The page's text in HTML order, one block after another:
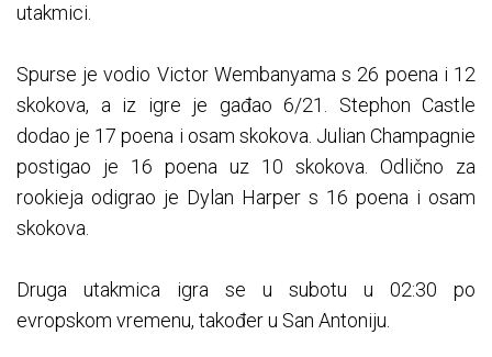
utakmici.
Spurse je vodio Victor Wembanyama s 26 poena i 12
skokova, a iz igre je gađao 6/21. Stephon Castle
dodao je 17 poena i osam skokova. Julian Champagnie
postigao je 16 poena uz 10 skokova. Odlično za
rookieja odigrao je Dylan Harper s 16 poena i osam
skokova.
Druga utakmica igra se u subotu u 02:30 po
evropskom vremenu, također u San Antoniju.